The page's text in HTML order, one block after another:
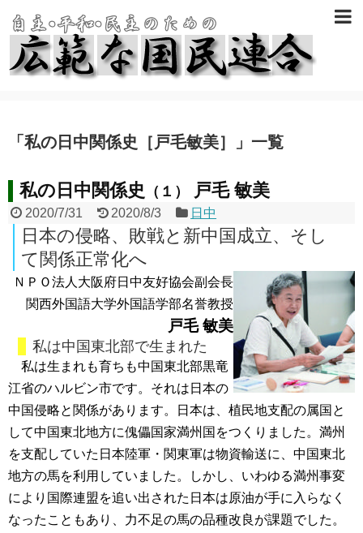
「 私の日中関係史［戸毛敏美］ 」 一覧
私の日中関係史 （１） 戸毛 敏美
2020/7/31 2020/8/3 日中
日本の侵略、敗戦と新中国成立、そし
て関係正常化へ
ＮＰＯ法人大阪府日中友好協会副会長
関西外国語大学外国語学部名誉教授
戸毛 敏美
私は中国東北部で生まれた
私は生まれも育ちも中国東北部黒竜
江省のハルビン市です。それは日本の
中国侵略と関係があります。日本は、植民地支配の属国と
して中国東北地方に傀儡国家満州国をつくりました。満州
を支配していた日本陸軍・関東軍は物資輸送に、中国東北
地方の馬を利用していました。しかし、いわゆる満州事変
により国際連盟を追い出された日本は原油が手に入らなく
なったこともあり、力不足の馬の品種改良が課題でした。